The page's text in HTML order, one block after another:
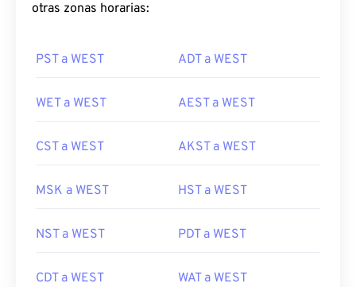
otras zonas horarias:
PST a WEST ADT a WEST
WET a WEST AEST a WEST
CST a WEST AKST a WEST
MSK a WEST HST a WEST
NST a WEST PDT a WEST
CDT a WEST WAT a WEST